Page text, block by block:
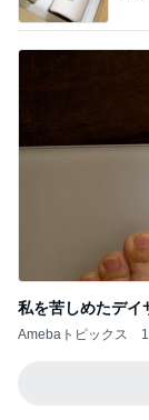
私を苦しめたデイ
Amebaトピックス